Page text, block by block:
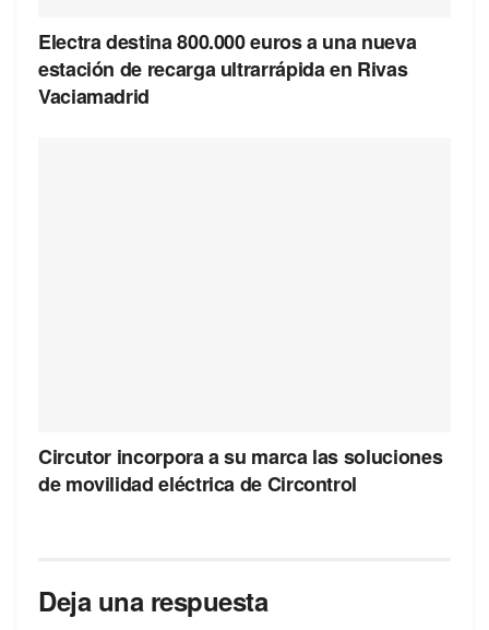
Electra destina 800.000 euros a una nueva
estación de recarga ultrarrápida en Rivas
Vaciamadrid
Circutor incorpora a su marca las soluciones
de movilidad eléctrica de Circontrol
Deja una respuesta